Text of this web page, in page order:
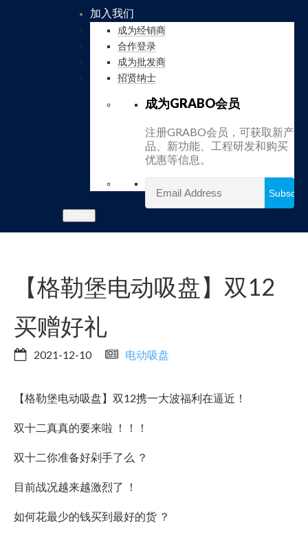
加入我们
成为经销商
合作登录
成为批发商
招贤纳士
成为GRABO会员
注册GRABO会员，可获取新产
品、新功能、工程研发和购买
优惠等信息。
【格勒堡电动吸盘】双12
买赠好礼
2021-12-10 电动吸盘
【格勒堡电动吸盘】双12携一大波福利在逼近！
双十二真真的要来啦 ！！！
双十二你准备好剁手了么 ？
目前战况越来越激烈了 ！
如何花最少的钱买到最好的货 ？